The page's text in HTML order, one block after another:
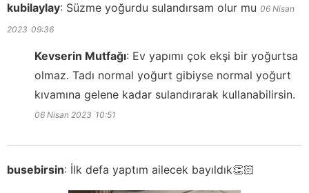
kubilaylay: Süzme yoğurdu sulandırsam olur mu 06 Nisan
2023 09:36
Kevserin Mutfağı: Ev yapımı çok ekşi bir yoğurtsa
olmaz. Tadı normal yoğurt gibiyse normal yoğurt
kıvamına gelene kadar sulandırarak kullanabilirsin.
06 Nisan 2023 10:51
busebirsin: İlk defa yaptım ailecek bayıldık👏🏻